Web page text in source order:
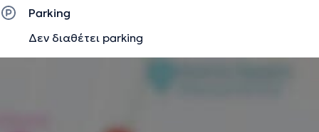
Parking
Δεν διαθέτει parking